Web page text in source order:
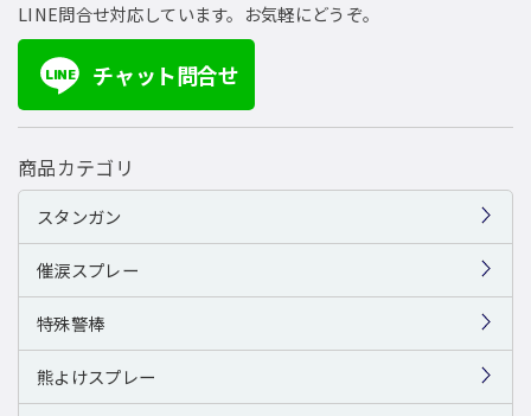
LINE問合せ対応しています。お気軽にどうぞ。
LINE チャット問合せ
商品カテゴリ
スタンガン
催涙スプレー
特殊警棒
熊よけスプレー